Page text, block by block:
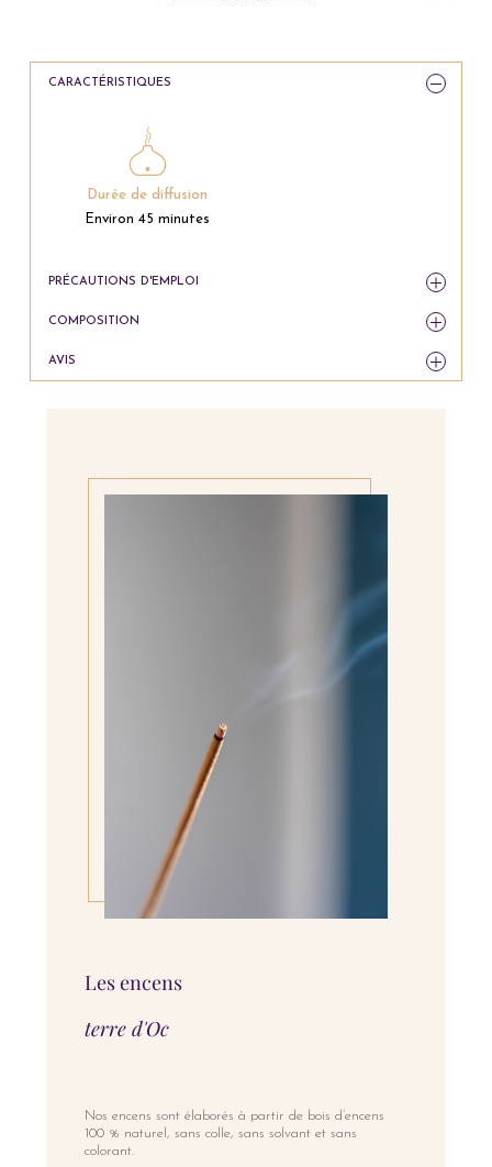
PANIER
CARACTÉRISTIQUES
PRÉCAUTIONS D'EMPLOI
COMPOSITION
AVIS
Durée de diffusion
Environ 45 minutes
Les encens
terre d'Oc
Nos encens sont élaborés à partir de bois d’encens
100 % naturel, sans colle, sans solvant et sans
colorant.